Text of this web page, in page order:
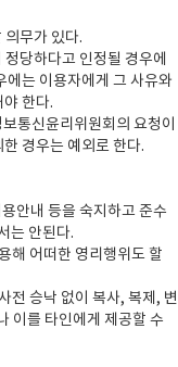
무가 있다.
당하다고 인정될 경우에
에는 이용자에게 그 사유와
한다.
통신윤리위원회의 요청이
경우는 예외로 한다.
안내 등을 숙지하고 준수
는 안된다.
해 어떠한 영리행위도 할
전 승낙 없이 복사, 복제, 변
이를 타인에게 제공할 수